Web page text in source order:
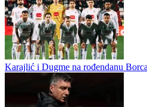
Radnik krenuo